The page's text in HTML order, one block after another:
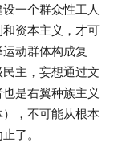
一个群众性工人
资本主义，才可
动群体构成复
主，妄想通过文
是右翼种族主义
，不可能从根本
了。